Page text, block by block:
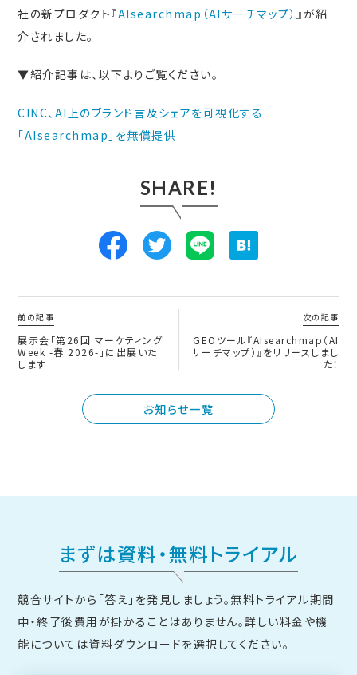
社の新プロダクト『AIsearchmap（AIサーチマップ） 』が紹
介されました。
▼紹介記事は、以下よりご覧ください。
CINC、AI上のブランド言及シェアを可視化する
「AIsearchmap」を無償提供
SHARE!
前の記事
展示会「第26回 マーケティング
Week -春 2026-」に出展いた
します
次の記事
GEOツール『AIsearchmap（AI
サーチマップ）』をリリースしまし
た！
お知らせ一覧
まずは資料・無料トライアル
競合サイトから「答え」を発見しましょう。無料トライアル期間
中・終了後費用が掛かることはありません。詳しい料金や機
能については資料ダウンロードを選択してください。